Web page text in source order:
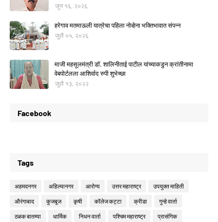
जून १६, २०२६
हरेगाव मतमाऊली यात्रेचा पहिला नोव्हेना भक्तिभावात संपन्न
जुलै ०५, २०२६
माजी महसूलमंत्री डॉ. शालिनीताई पाटील यांच्याकडुन क्रांतीनामा
वेबपोर्टलला आशिर्वाद रुपी शुभेच्छा
जुलै १३, २०२२
Facebook
Tags
अहमदनगर अहिल्यानगर आरोग्य उत्तर महाराष्ट्र उपयुक्त माहिती
औरंगाबाद कुजबूज कृषी कॉलेज कट्टा क्रीडा गुन्हे वार्ता
ठळक बातम्या धार्मिक निधन वार्ता पश्चिम महाराष्ट्र प्रासंगिक